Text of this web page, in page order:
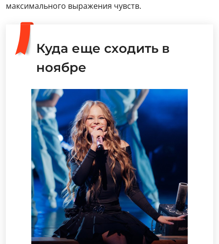
максимального выражения чувств.
Куда еще сходить в
ноябре